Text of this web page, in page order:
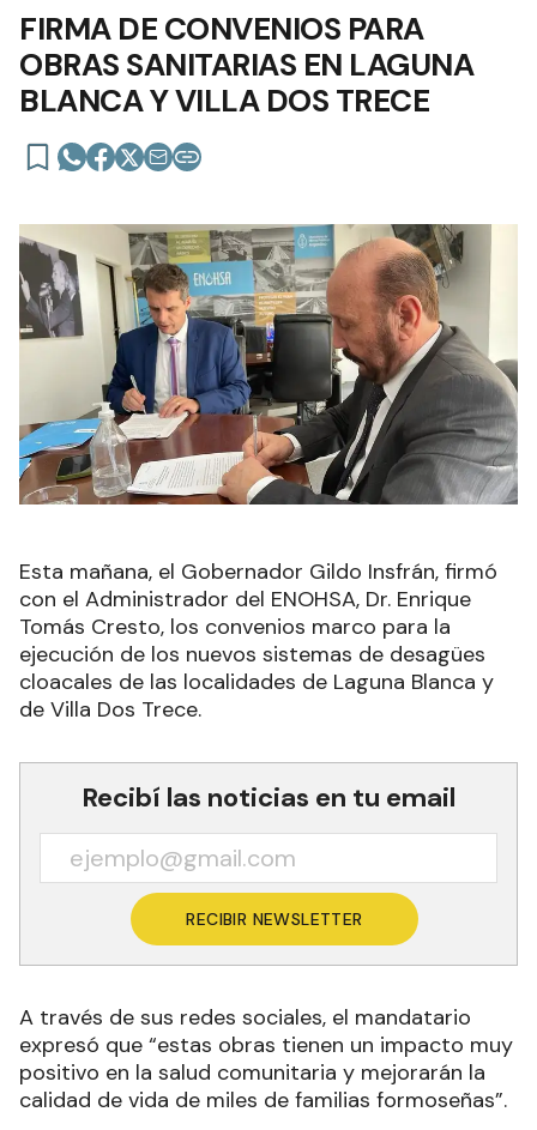
FIRMA DE CONVENIOS PARA
OBRAS SANITARIAS EN LAGUNA
BLANCA Y VILLA DOS TRECE
Esta mañana, el Gobernador Gildo Insfrán, firmó
con el Administrador del ENOHSA, Dr. Enrique
Tomás Cresto, los convenios marco para la
ejecución de los nuevos sistemas de desagües
cloacales de las localidades de Laguna Blanca y
de Villa Dos Trece.
Recibí las noticias en tu email
RECIBIR NEWSLETTER
A través de sus redes sociales, el mandatario
expresó que “estas obras tienen un impacto muy
positivo en la salud comunitaria y mejorarán la
calidad de vida de miles de familias formoseñas”.